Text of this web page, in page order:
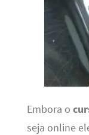
Embora o
seja online